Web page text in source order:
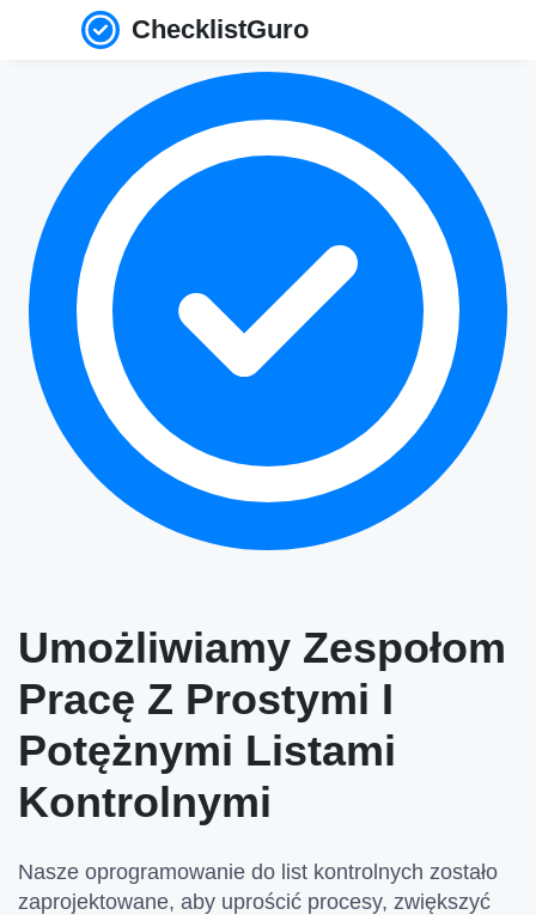
ChecklistGuro
Umożliwiamy Zespołom
Pracę Z Prostymi I
Potężnymi Listami
Kontrolnymi
Nasze oprogramowanie do list kontrolnych zostało
zaprojektowane, aby uprościć procesy, zwiększyć